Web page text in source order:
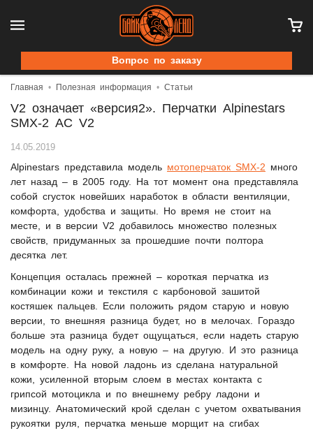
Вопрос по заказу
Главная Полезная информация Статьи
V2 означает «версия2». Перчатки Alpinestars
SMX-2 AC V2
14.05.2019
Alpinestars представила модель мотоперчаток SMX-2 много
лет назад – в 2005 году. На тот момент она представляла
собой сгусток новейших наработок в области вентиляции,
комфорта, удобства и защиты. Но время не стоит на
месте, и в версии V2 добавилось множество полезных
свойств, придуманных за прошедшие почти полтора
десятка лет.
Концепция осталась прежней – короткая перчатка из
комбинации кожи и текстиля с карбоновой зашитой
костяшек пальцев. Если положить рядом старую и новую
версии, то внешняя разница будет, но в мелочах. Гораздо
больше эта разница будет ощущаться, если надеть старую
модель на одну руку, а новую – на другую. И это разница
в комфорте. На новой ладонь из сделана натуральной
кожи, усиленной вторым слоем в местах контакта с
грипсой мотоцикла и по внешнему ребру ладони и
мизинцу. Анатомический крой сделан с учетом охватывания
рукоятки руля, перчатка меньше морщит на сгибах